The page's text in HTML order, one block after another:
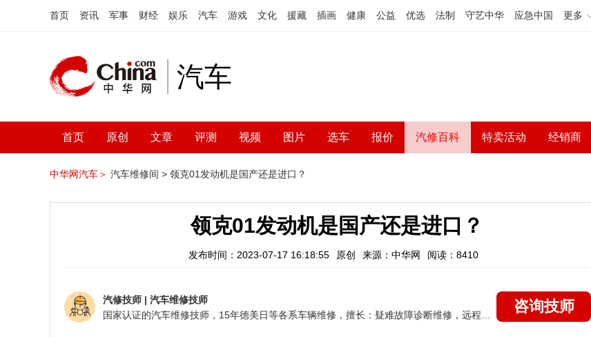
首页 资讯 军事 财经 娱乐 汽车 游戏 文化 援藏 插画 健康 公益 优选 法制 守艺中华 应急中国 更多
汽车
首页 原创 文章 评测 视频 图片 选车 报价 汽修百科 特卖活动 经销商
中华网汽车＞ 汽车维修间 > 领克01发动机是国产还是进口？
领克01发动机是国产还是进口？
发布时间：2023-07-17 16:18:55 原创 来源：中华网 阅读：8410
汽修技师 | 汽车维修技师
咨询技师